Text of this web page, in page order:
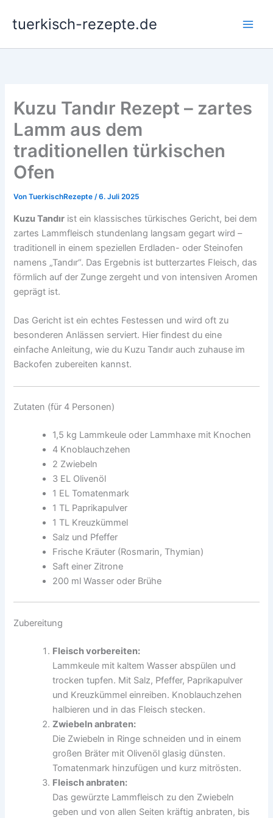
Inhalttuerkisch-rezepte.de
Kuzu Tandır Rezept – zartes
Lamm aus dem
traditionellen türkischen
Ofen
VonTuerkischRezepte/6. Juli 2025
Kuzu Tandır ist ein klassisches türkisches Gericht, bei dem
zartes Lammfleisch stundenlang langsam gegart wird –
traditionell in einem speziellen Erdladen- oder Steinofen
namens „Tandır“. Das Ergebnis ist butterzartes Fleisch, das
förmlich auf der Zunge zergeht und von intensiven Aromen
geprägt ist.
Das Gericht ist ein echtes Festessen und wird oft zu
besonderen Anlässen serviert. Hier findest du eine
einfache Anleitung, wie du Kuzu Tandır auch zuhause im
Backofen zubereiten kannst.
Zutaten (für 4 Personen)
1,5 kg Lammkeule oder Lammhaxe mit Knochen
4 Knoblauchzehen
2 Zwiebeln
3 EL Olivenöl
1 EL Tomatenmark
1 TL Paprikapulver
1 TL Kreuzkümmel
Salz und Pfeffer
Frische Kräuter (Rosmarin, Thymian)
Saft einer Zitrone
200 ml Wasser oder Brühe
Zubereitung
Fleisch vorbereiten:
Lammkeule mit kaltem Wasser abspülen und
trocken tupfen. Mit Salz, Pfeffer, Paprikapulver
und Kreuzkümmel einreiben. Knoblauchzehen
halbieren und in das Fleisch stecken.
Zwiebeln anbraten:
Die Zwiebeln in Ringe schneiden und in einem
großen Bräter mit Olivenöl glasig dünsten.
Tomatenmark hinzufügen und kurz mitrösten.
Fleisch anbraten:
Das gewürzte Lammfleisch zu den Zwiebeln
geben und von allen Seiten kräftig anbraten, bis